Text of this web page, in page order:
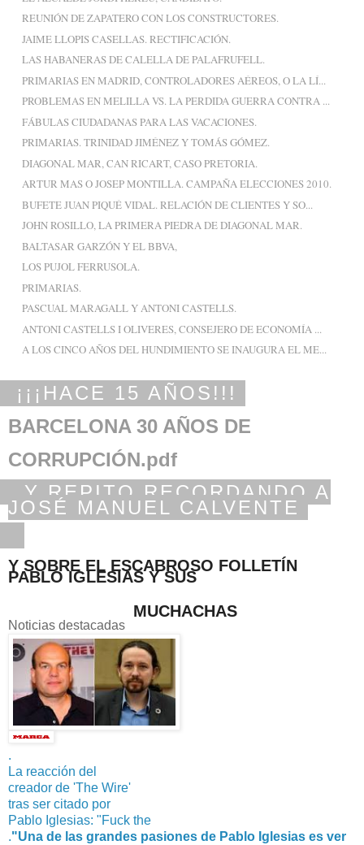
REUNIÓN DE ZAPATERO CON LOS CONSTRUCTORES.
JAIME LLOPIS CASELLAS. RECTIFICACIÓN.
LAS HABANERAS DE CALELLA DE PALAFRUFELL.
PRIMARIAS EN MADRID, CONTROLADORES AÉREOS, O LA LÍ...
PROBLEMAS EN MELILLA VS. LA PERDIDA GUERRA CONTRA ...
FÁBULAS CIUDADANAS PARA LAS VACACIONES.
PRIMARIAS. TRINIDAD JIMÉNEZ Y TOMÁS GÓMEZ.
DIAGONAL MAR, CAN RICART, CASO PRETORIA.
ARTUR MAS O JOSEP MONTILLA. CAMPAÑA ELECCIONES 2010.
BUFETE JUAN PIQUÉ VIDAL. RELACIÓN DE CLIENTES Y SO...
JOHN ROSILLO, LA PRIMERA PIEDRA DE DIAGONAL MAR.
BALTASAR GARZÓN Y EL BBVA,
LOS PUJOL FERRUSOLA.
PRIMARIAS.
PASCUAL MARAGALL Y ANTONI CASTELLS.
ANTONI CASTELLS I OLIVERES, CONSEJERO DE ECONOMÍA ...
A LOS CINCO AÑOS DEL HUNDIMIENTO SE INAUGURA EL ME...
¡¡¡HACE 15 AÑOS!!!
BARCELONA 30 AÑOS DE
CORRUPCIÓN.pdf
Y REPITO RECORDANDO A
JOSÉ MANUEL CALVENTE
Y SOBRE EL ESCABROSO FOLLETÍN
PABLO IGLESIAS Y SUS
MUCHACHAS
Noticias destacadas
.
La reacción del
creador de 'The Wire'
tras ser citado por
Pablo Iglesias: "Fuck the
."Una de las grandes pasiones de Pablo Iglesias es ver